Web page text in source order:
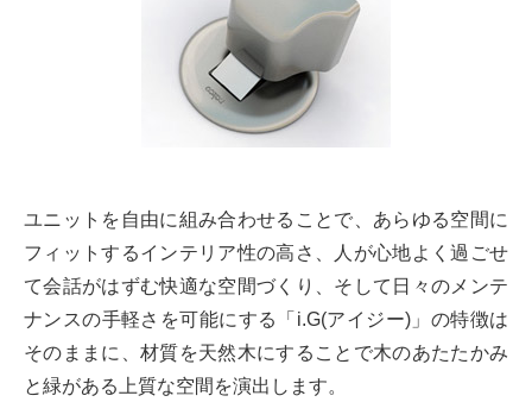
ユニットを自由に組み合わせることで、あらゆる空間に
フィットするインテリア性の高さ、人が心地よく過ごせ
て会話がはずむ快適な空間づくり、そして日々のメンテ
ナンスの手軽さを可能にする「i.G(アイジー)」の特徴は
そのままに、材質を天然木にすることで木のあたたかみ
と緑がある上質な空間を演出します。